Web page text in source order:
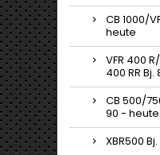
CB 1000/
heute
VFR 400
400 RR
CB 500/
90 - heute
XBR500